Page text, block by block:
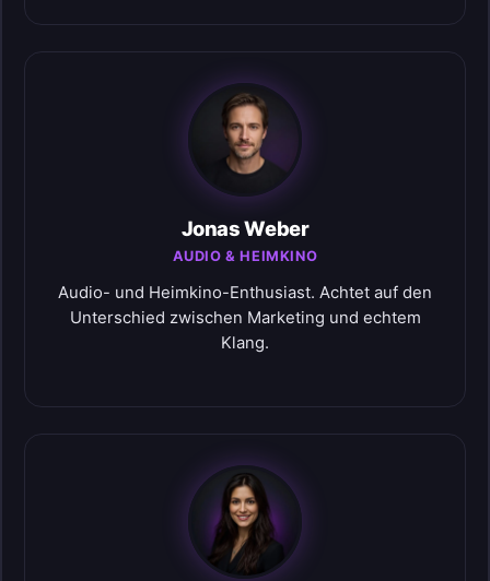
Jonas Weber
AUDIO & HEIMKINO
Audio- und Heimkino-Enthusiast. Achtet auf den
Unterschied zwischen Marketing und echtem
Klang.